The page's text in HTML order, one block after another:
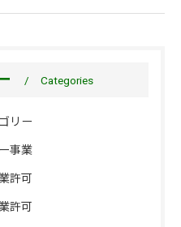
Categories
リー
事業
許可
許可